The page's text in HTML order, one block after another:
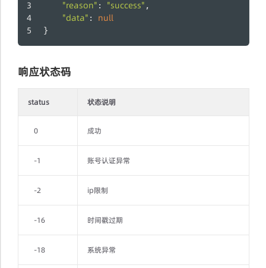
"reason" : "success" ,
"data" : null
}
响应状态码
status 状态说明
0 成功
-1 账号认证异常
-2 ip限制
-16 时间戳过期
-18 系统异常